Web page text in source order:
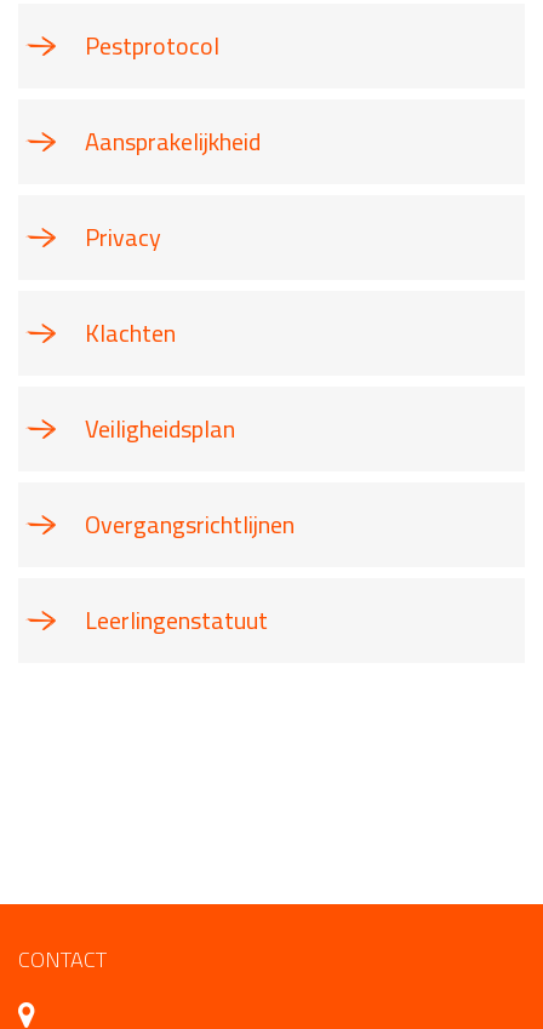
Pestprotocol
Aansprakelijkheid
Privacy
Klachten
Veiligheidsplan
Overgangsrichtlijnen
Leerlingenstatuut
CONTACT